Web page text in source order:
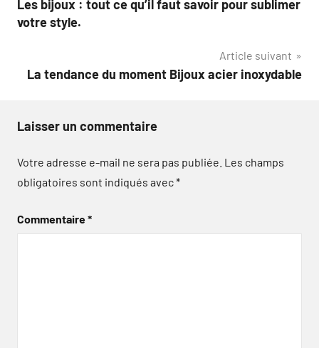
de
Les bijoux : tout ce qu’il faut savoir pour sublimer
votre style.
Article suivant
La tendance du moment Bijoux acier inoxydable
Laisser un commentaire
Votre adresse e-mail ne sera pas publiée. Les champs
obligatoires sont indiqués avec*
Commentaire*